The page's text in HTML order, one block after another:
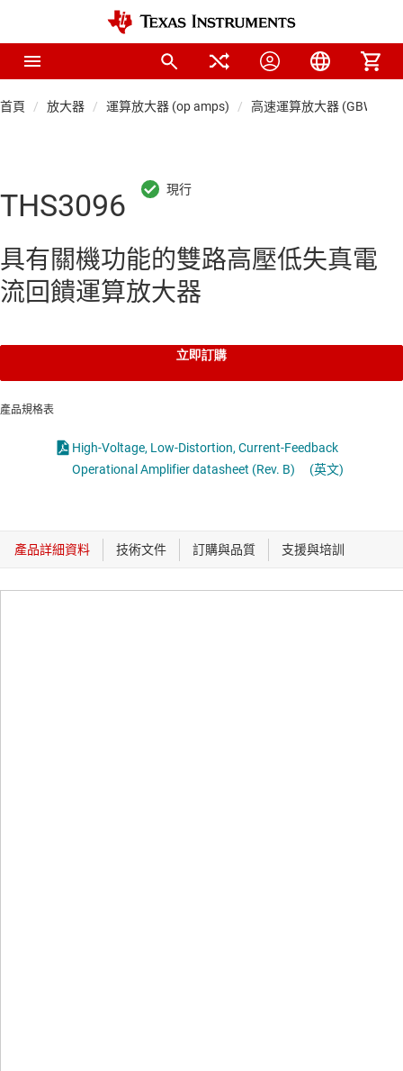
首頁 放大器 運算放大器 (op amps) 高速運算放大器 (GBW ≥
THS3096
具有關機功能的雙路高壓低失真電
流回饋運算放大器
立即訂購
產品規格表
High-Voltage, Low-Distortion, Current-Feedback
Operational Amplifier datasheet (Rev. B)
(英文)